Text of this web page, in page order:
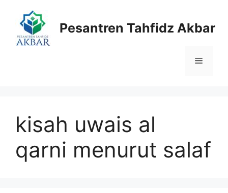
Pesantren Tahfidz Akbar
Menu
kisah uwais al
qarni menurut salaf